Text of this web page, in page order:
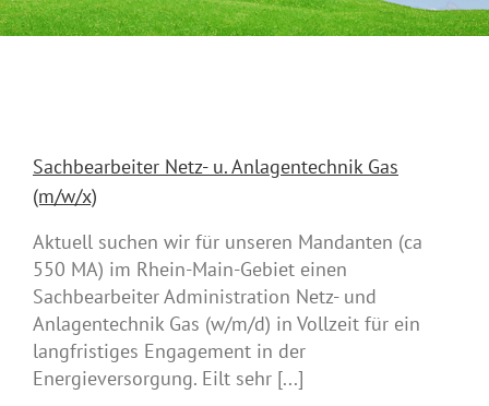
Sachbearbeiter Netz- u. Anlagentechnik Gas
(m/w/x)
Aktuell suchen wir für unseren Mandanten (ca
550 MA) im Rhein-Main-Gebiet einen
Sachbearbeiter Administration Netz- und
Anlagentechnik Gas (w/m/d) in Vollzeit für ein
langfristiges Engagement in der
Energieversorgung. Eilt sehr [...]